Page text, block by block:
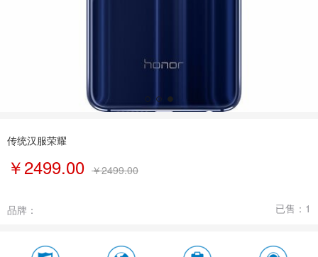
传统汉服荣耀
￥2499.00 ￥2499.00
品牌： 已售： 1